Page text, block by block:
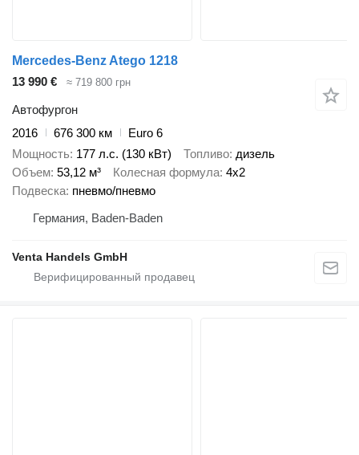
Mercedes-Benz Atego 1218
13 990 €
≈ 719 800 грн
Автофургон
2016
676 300 км
Euro 6
Мощность 177 л.с. (130 кВт) Топливо дизель
Объем 53,12 м³ Колесная формула 4x2
Подвеска пневмо/пневмо
Германия, Baden-Baden
Venta Handels GmbH